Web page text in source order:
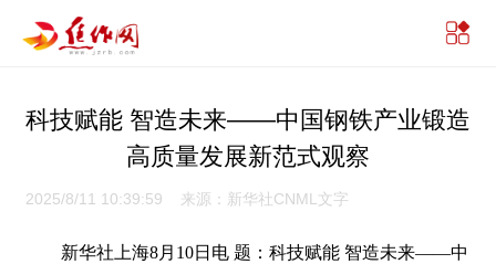
科技赋能 智造未来——中国钢铁产业锻造
高质量发展新范式观察
2025/8/11 10:39:59 来源：新华社CNML文字
新华社上海8月10日电 题：科技赋能 智造未来——中